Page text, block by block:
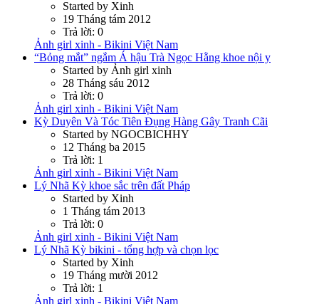
Started by Xinh
19 Tháng tám 2012
Trả lời: 0
Ảnh girl xinh - Bikini Việt Nam
“Bỏng mắt” ngắm Á hậu Trà Ngọc Hằng khoe nội y
Started by Ảnh girl xinh
28 Tháng sáu 2012
Trả lời: 0
Ảnh girl xinh - Bikini Việt Nam
Kỳ Duyên Và Tóc Tiên Đụng Hàng Gây Tranh Cãi
Started by NGOCBICHHY
12 Tháng ba 2015
Trả lời: 1
Ảnh girl xinh - Bikini Việt Nam
Lý Nhã Kỳ khoe sắc trên đất Pháp
Started by Xinh
1 Tháng tám 2013
Trả lời: 0
Ảnh girl xinh - Bikini Việt Nam
Lý Nhã Kỳ bikini - tổng hợp và chọn lọc
Started by Xinh
19 Tháng mười 2012
Trả lời: 1
Ảnh girl xinh - Bikini Việt Nam